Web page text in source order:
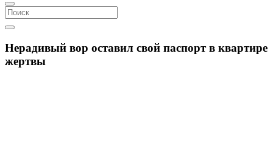
Нерадивый вор оставил свой паспорт в квартире
жертвы